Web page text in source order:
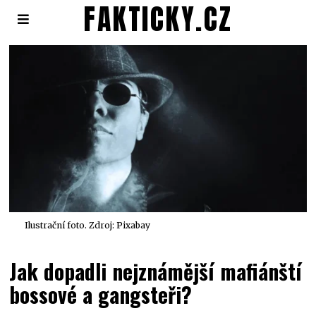
FAKTICKY.CZ
Ilustrační foto. Zdroj: Pixabay
Jak dopadli nejznámější mafiánští
bossové a gangsteři?